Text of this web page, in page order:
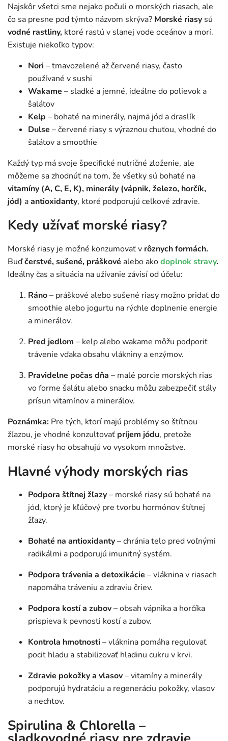
Najskôr všetci sme nejako počuli o morských riasach, ale
čo sa presne pod týmto názvom skrýva? Morské riasy sú
vodné rastliny, ktoré rastú v slanej vode oceánov a morí.
Existuje niekoľko typov:
Nori– tmavozelené až červené riasy, často
používané v sushi
Wakame – sladké a jemné, ideálne do polievok a
šalátov
Kelp – bohaté na minerály, najmä jód a draslík
Dulse – červené riasy s výraznou chuťou, vhodné do
šalátov a smoothie
Každý typ má svoje špecifické nutričné zloženie, ale
môžeme sa zhodnúť na tom, že všetky sú bohaté na
vitamíny (A, C, E, K), minerály (vápnik, železo, horčík,
jód) aantioxidanty, ktoré podporujú celkové zdravie.
Kedy užívať morské riasy?
Morské riasy je možné konzumovať v rôznych formách.
Buďčerstvé, sušené, práškové alebo akodoplnok stravy.
Ideálny čas a situácia na užívanie závisí od účelu:
Ráno– práškové alebo sušené riasy možno pridať do
smoothie alebo jogurtu na rýchle doplnenie energie
a minerálov.
Pred jedlom – kelp alebo wakame môžu podporiť
trávenie vďaka obsahu vlákniny a enzýmov.
Pravidelne počas dňa – malé porcie morských rias
vo forme šalátu alebo snacku môžu zabezpečiť stály
prísun vitamínov a minerálov.
Poznámka: Pre tých, ktorí majú problémy so štítnou
žľazou, je vhodné konzultovať príjem jódu, pretože
morské riasy ho obsahujú vo vysokom množstve.
Hlavné výhody morských rias
Podpora štítnej žľazy– morské riasy sú bohaté na
jód, ktorý je kľúčový pre tvorbu hormónov štítnej
žľazy.
Bohaté na antioxidanty– chránia telo pred voľnými
radikálmi a podporujú imunitný systém.
Podpora trávenia a detoxikácie – vláknina v riasach
napomáha tráveniu a zdraviu čriev.
Podpora kostí a zubov– obsah vápnika a horčíka
prispieva k pevnosti kostí a zubov.
Kontrola hmotnosti– vláknina pomáha regulovať
pocit hladu a stabilizovať hladinu cukru v krvi.
Zdravie pokožky a vlasov– vitamíny a minerály
podporujú hydratáciu a regeneráciu pokožky, vlasov
a nechtov.
Spirulina & Chlorella –